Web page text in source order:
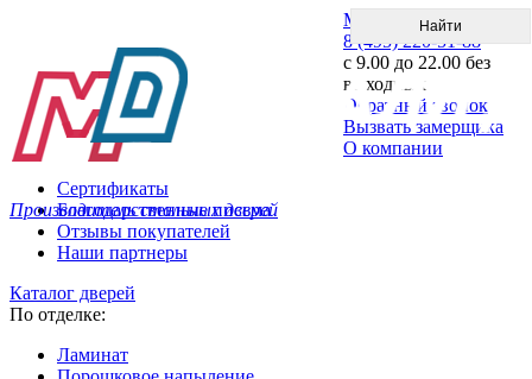
Производитель стальных дверей
Меню
8 (495) 220-51-88
с 9.00 до 22.00 без
выходных
Обратный звонок
Вызвать замерщика
О компании
Сертификаты
Благодарственные письма
Отзывы покупателей
Наши партнеры
Каталог дверей
По отделке:
Ламинат